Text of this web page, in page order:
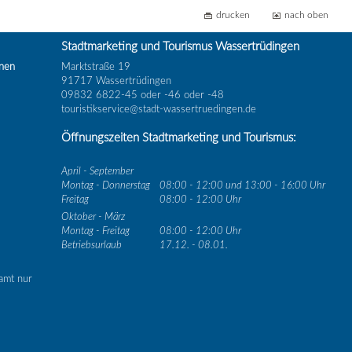
drucken nach oben
nur
Stadtmarketing und Tourismus Wassertrüdingen
Marktstraße 19
91717 Wassertrüdingen
09832 6822-45 oder -46 oder -48
touristikservice@stadt-wassertruedingen.de
Öffnungszeiten Stadtmarketing und Tourismus:
April - September
Montag - Donnerstag
08:00 - 12:00 und 13:00 - 16:00 Uhr
Freitag
08:00 - 12:00 Uhr
Oktober - März
Montag - Freitag
08:00 - 12:00 Uhr
Betriebsurlaub
17.12. - 08.01.